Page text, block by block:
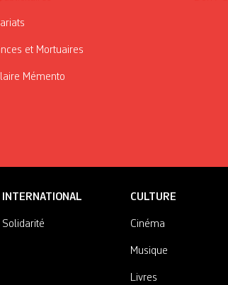
et Mortuaires
Mémento
INTERNATIONAL
Solidarité
CULTURE
Cinéma
Musique
Livres